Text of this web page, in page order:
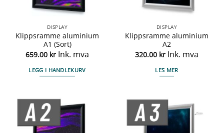
DISPLAY
Klippsramme aluminium
A1 (Sort)
659.00 kr Ink. mva
LEGG I HANDLEKURV
DISPLAY
Klippsramme aluminium
A2
320.00 kr Ink. mva
LES MER